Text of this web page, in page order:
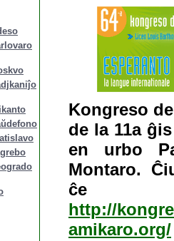
Kongreso
de la 11a
en urbo
Montaro.
ĉe
http://
amikaro.org/